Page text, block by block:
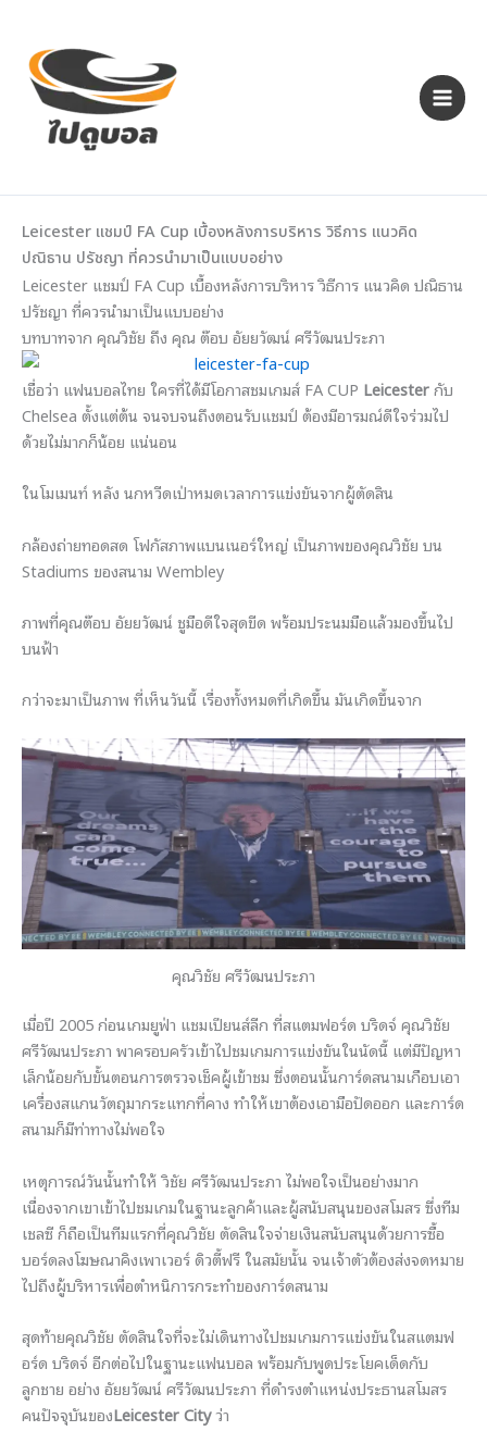
content
Leicester แชมป์ FA Cup เบื้องหลังการบริหาร วิธีการ แนวคิด
ปณิธาน ปรัชญา ที่ควรนำมาเป็นแบบอย่าง
Leicester แชมป์ FA Cup เบื้องหลังการบริหาร วิธีการ แนวคิด ปณิธาน
ปรัชญา ที่ควรนำมาเป็นแบบอย่าง
บทบาทจาก คุณวิชัย ถึง คุณ ต๊อบ อัยยวัฒน์ ศรีวัฒนประภา
เชื่อว่า แฟนบอลไทย ใครที่ได้มีโอกาสชมเกมส์ FA CUP Leicesterกับ
Chelsea ตั้งแต่ต้น จนจบจนถึงตอนรับแชมป์ ต้องมีอารมณ์ดีใจร่วมไป
ด้วยไม่มากก็น้อย แน่นอน
ในโมเมนท์ หลัง นกหวีดเป่าหมดเวลาการแข่งขันจากผู้ตัดสิน
กล้องถ่ายทอดสด โฟกัสภาพแบนเนอร์ใหญ่ เป็นภาพของคุณวิชัย บน
Stadiums ของสนาม Wembley
ภาพที่คุณต๊อบ อัยยวัฒน์ ชูมือดีใจสุดขีด พร้อมประนมมือแล้วมองขึ้นไป
บนฟ้า
กว่าจะมาเป็นภาพ ที่เห็นวันนี้ เรื่องทั้งหมดที่เกิดขึ้น มันเกิดขึ้นจาก
คุณวิชัย ศรีวัฒนประภา
เมื่อปี 2005 ก่อนเกมยูฟ่า แชมเปียนส์ลีก ที่สแตมฟอร์ด บริดจ์ คุณวิชัย
ศรีวัฒนประภา พาครอบครัวเข้าไปชมเกมการแข่งขันในนัดนี้ แต่มีปัญหา
เล็กน้อยกับขั้นตอนการตรวจเช็คผู้เข้าชม ซึ่งตอนนั้นการ์ดสนามเกือบเอา
เครื่องสแกนวัตถุมากระแทกที่คาง ทำให้เขาต้องเอามือปัดออก และการ์ด
สนามก็มีท่าทางไม่พอใจ
เหตุการณ์วันนั้นทำให้ วิชัย ศรีวัฒนประภา ไม่พอใจเป็นอย่างมาก
เนื่องจากเขาเข้าไปชมเกมในฐานะลูกค้าและผู้สนับสนุนของสโมสร ซึ่งทีม
เชลซี ก็ถือเป็นทีมแรกที่คุณวิชัย ตัดสินใจจ่ายเงินสนับสนุนด้วยการซื้อ
บอร์ดลงโฆษณาคิงเพาเวอร์ ดิวตี้ฟรี ในสมัยนั้น จนเจ้าตัวต้องส่งจดหมาย
ไปถึงผู้บริหารเพื่อตำหนิการกระทำของการ์ดสนาม
สุดท้ายคุณวิชัย ตัดสินใจที่จะไม่เดินทางไปชมเกมการแข่งขันในสแตมฟ
อร์ด บริดจ์ อีกต่อไปในฐานะแฟนบอล พร้อมกับพูดประโยคเด็ดกับ
ลูกชาย อย่าง อัยยวัฒน์ ศรีวัฒนประภา ที่ดำรงตำแหน่งประธานสโมสร
คนปัจจุบันของLeicester Cityว่า